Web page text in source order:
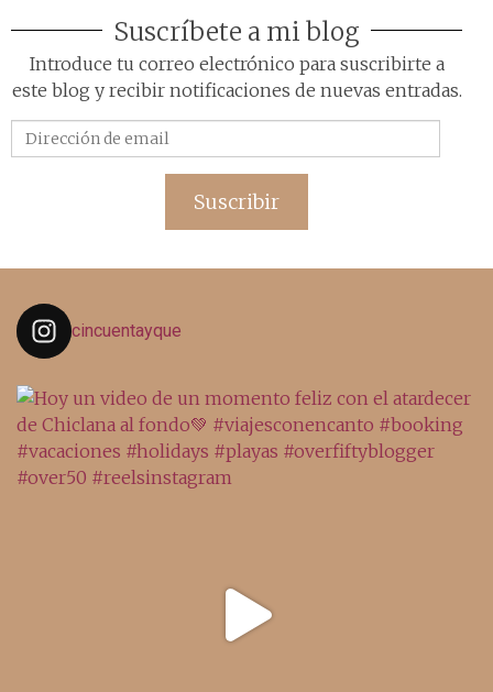
Suscríbete a mi blog
Introduce tu correo electrónico para suscribirte a
este blog y recibir notificaciones de nuevas entradas.
de
Suscribir
cincuentayque